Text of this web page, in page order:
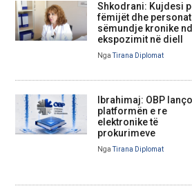
Shkodrani: Kujdesi
fëmijët dhe
sëmundje kronike
ekspozimit në diell
NgaTirana Diplomat
Ibrahimaj: OBP
platformën e re
elektronike të
prokurimeve
NgaTirana Diplomat